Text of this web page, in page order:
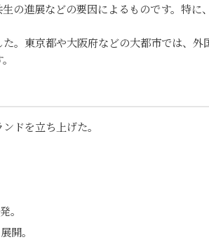
の進展などの要因によるものです。特に
。東京都や大阪府などの大都市では、外
ドを立ち上げた。
。
開。